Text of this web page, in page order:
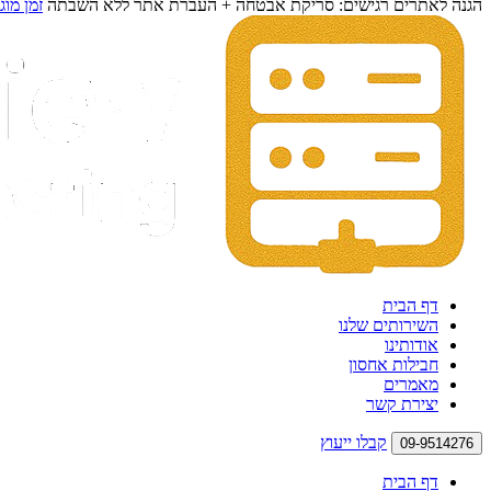
הגנה לאתרים רגישים: סריקת אבטחה + העברת אתר ללא השבתה זמן
דף הבית
השירותים שלנו
אודותינו
חבילות אחסון
מאמרים
יצירת קשר
09-9514276 קבלו ייעוץ
דף הבית